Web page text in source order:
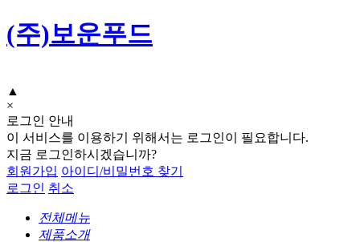
(주)보운푸드
▲
×
로그인 안내
이 서비스를 이용하기 위해서는 로그인이 필요합니다.
지금 로그인하시겠습니까?
회원가입 아이디/비밀번호 찾기
로그인 취소
전체메뉴
제품소개